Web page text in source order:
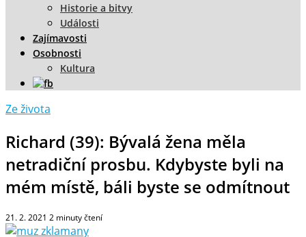
Historie a bitvy
Události
Zajímavosti
Osobnosti
Kultura
Ze života
Richard (39): Bývalá žena měla
netradiční prosbu. Kdybyste byli na
mém místě, báli byste se odmítnout
21. 2. 2021 2 minuty čtení